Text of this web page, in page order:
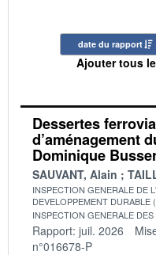
date du rapport
Ajouter tous
Dessertes
d’aménagement
Dominique
SAUVANT, Alain
INSPECTION GENERALE DE
DEVELOPPEMENT DURABLE
INSPECTION GENERALE
Rapport: juil. 2026
n°016678-P